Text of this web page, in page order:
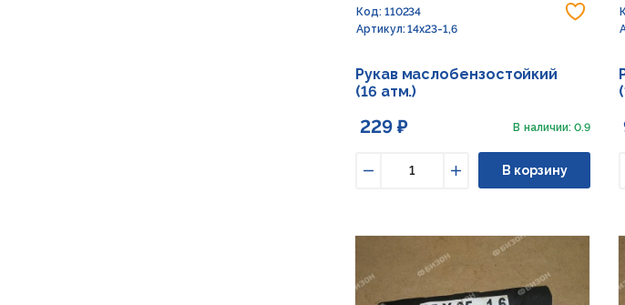
Код: 110234
Артикул: 14х23-1,6
Рукав маслобензостойкий
(16 атм.)
229 ₽ В наличии: 0.9
Увеличить
В корзину